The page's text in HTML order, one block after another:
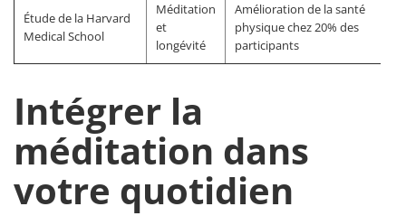
Étude de la Harvard
Medical School
Méditation
et
longévité
Amélioration de la santé
physique chez 20% des
participants
Intégrer la
méditation dans
votre quotidien